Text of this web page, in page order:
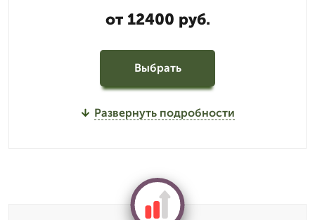
от 12400 руб.
Выбрать
Развернуть подробности